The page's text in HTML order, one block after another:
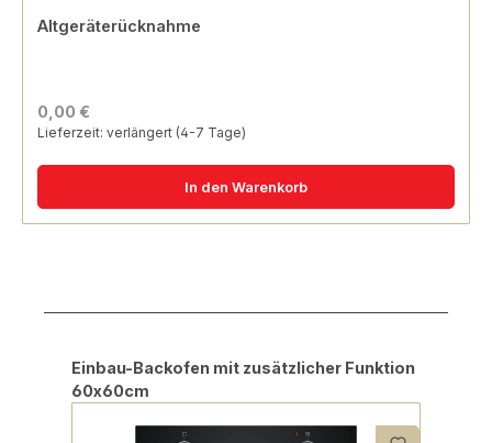
Altgeräterücknahme
0,00 €
Lieferzeit: verlängert (4-7 Tage)
In den Warenkorb
Produktgalerie überspringen
Einbau-Backofen mit zusätzlicher Funktion
60x60cm